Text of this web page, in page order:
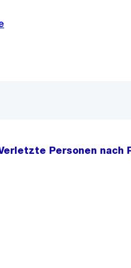
Personen nach